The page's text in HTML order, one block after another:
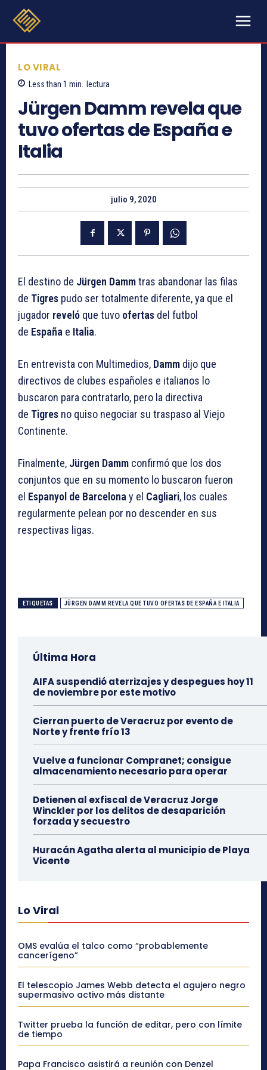
LO VIRAL
Less than 1 min. lectura
Jürgen Damm revela que
tuvo ofertas de España e
Italia
julio 9, 2020
El destino de Jürgen Dammtras abandonar las filas
de Tigres pudo ser totalmente diferente, ya que el
jugador reveló que tuvo ofertas del futbol
de España e Italia.
En entrevista con Multimedios, Damm dijo que
directivos de clubes españoles e italianos lo
buscaron para contratarlo, pero la directiva
de Tigres no quiso negociar su traspaso al Viejo
Continente.
Finalmente, Jürgen Damm confirmó que los dos
conjuntos que en su momento lo buscaron fueron
el Espanyol de Barcelona y el Cagliari, los cuales
regularmente pelean por no descender en sus
respectivas ligas.
ETIQUETAS JÜRGEN DAMM REVELA QUE TUVO OFERTAS DE ESPAÑA E ITALIA
Última Hora
AIFA suspendió aterrizajes y despegues hoy 11
de noviembre por este motivo
Cierran puerto de Veracruz por evento de
Norte y frente frío 13
Vuelve a funcionar Compranet; consigue
almacenamiento necesario para operar
Detienen al exfiscal de Veracruz Jorge
Winckler por los delitos de desaparición
forzada y secuestro
Huracán Agatha alerta al municipio de Playa
Vicente
Lo Viral
OMS evalúa el talco como “probablemente
cancerígeno”
El telescopio James Webb detecta el agujero negro
supermasivo activo más distante
Twitter prueba la función de editar, pero con límite
de tiempo
Papa Francisco asistirá a reunión con Denzel